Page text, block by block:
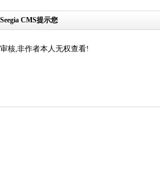
Seegia CMS提示您
核,非作者本人无权查看!